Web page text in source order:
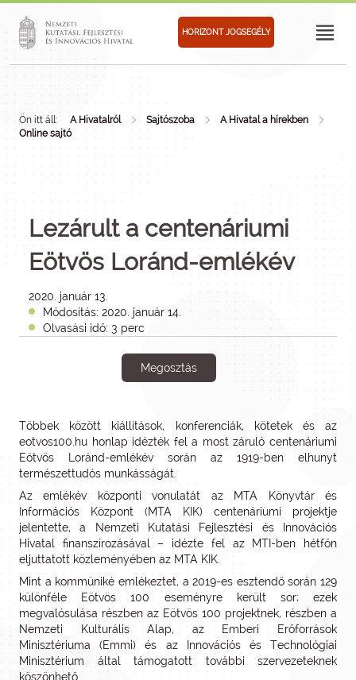
HORIZONT JOGSEGÉLY
Ön itt áll: A Hivatalról Sajtószoba
A Hivatal a hírekben
Online sajtó
Lezárult a centenáriumi
Eötvös Loránd-emlékév
2020. január 13.
Módosítás: 2020. január 14.
Olvasási idő: 3 perc
Megosztás
Többek között kiállítások, konferenciák, kötetek és az
eotvos100.hu honlap idézték fel a most záruló centenáriumi
Eötvös Loránd-emlékév során az 1919-ben elhunyt
természettudós munkásságát.
Az emlékév központi vonulatát az MTA Könyvtár és
Információs Központ (MTA KIK) centenáriumi projektje
jelentette, a Nemzeti Kutatási Fejlesztési és Innovációs
Hivatal finanszírozásával – idézte fel az MTI-ben hétfőn
eljuttatott közleményében az MTA KIK.
Mint a kommüniké emlékeztet, a 2019-es esztendő során 129
különféle Eötvös 100 eseményre került sor; ezek
megvalósulása részben az Eötvös 100 projektnek, részben a
Nemzeti Kulturális Alap, az Emberi Erőforrások
Minisztériuma (Emmi) és az Innovációs és Technológiai
Minisztérium által támogatott további szervezeteknek
köszönhető.